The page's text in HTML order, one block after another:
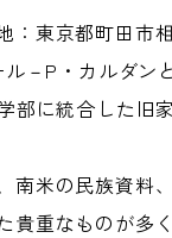
東京都町田市
－P・カルダン
部に統合した
米の民族資料
重なものが多